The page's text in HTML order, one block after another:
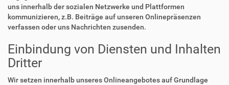
uns innerhalb der sozialen Netzwerke und Plattformen
kommunizieren, z.B. Beiträge auf unseren Onlinepräsenzen
verfassen oder uns Nachrichten zusenden.
Einbindung von Diensten und Inhalten
Dritter
Wir setzen innerhalb unseres Onlineangebotes auf Grundlage